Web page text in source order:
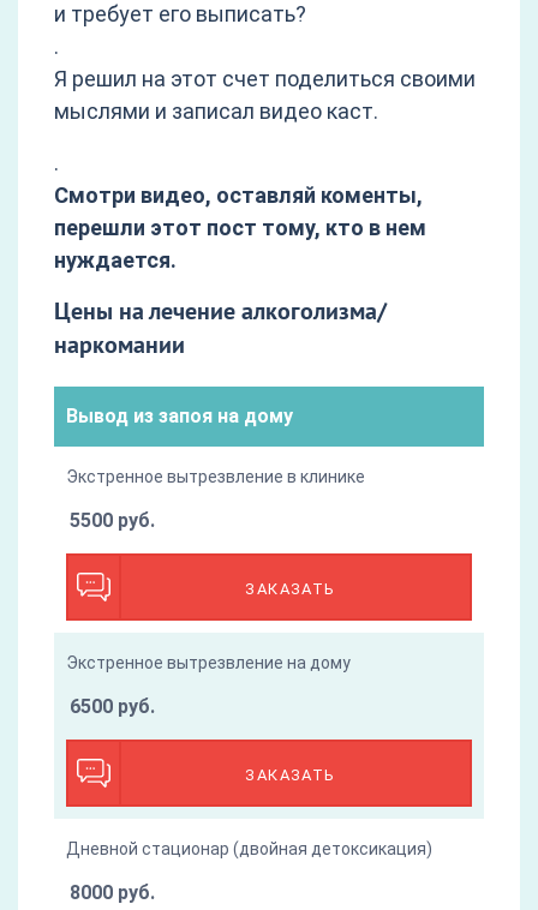
и требует его выписать?
.
Я решил на этот счет поделиться своими
мыслями и записал видео каст.
.
Смотри видео, оставляй коменты,
перешли этот пост тому, кто в нем
нуждается.
Цены на лечение алкоголизма/
наркомании
Вывод из запоя на дому
Экстренное вытрезвление в клинике
ЗАКАЗАТЬ
5500 руб.
Экстренное вытрезвление на дому
ЗАКАЗАТЬ
6500 руб.
Дневной стационар (двойная детоксикация)
8000 руб.